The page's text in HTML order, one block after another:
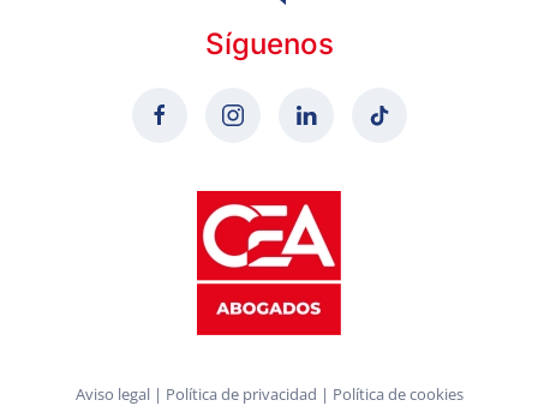
Síguenos
Aviso legal| Política de privacidad | Política de cookies